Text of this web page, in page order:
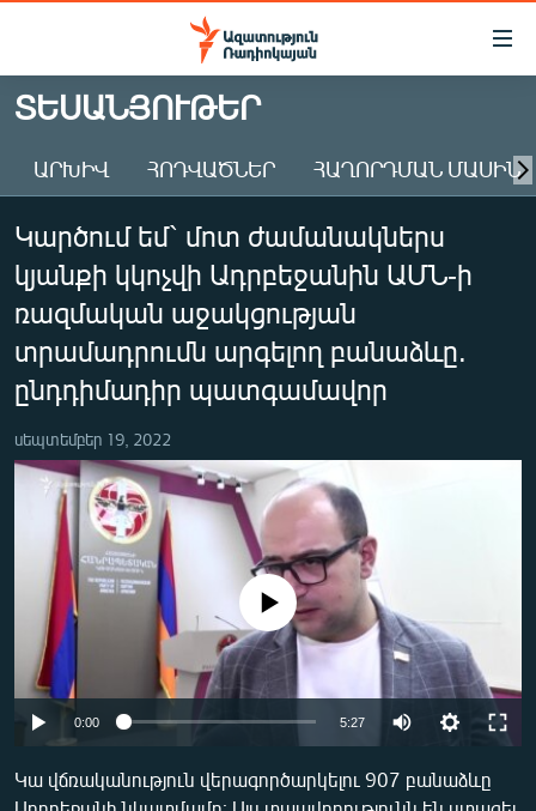
Մատչելիության
Անցնել
հիմնական
Անցնել
հիմնական
մենյուին
Որոնում
ԱԶԱՏՈՒԹՅՈՒՆ TV
ՀԱՅԱՍՏԱՆ
ԸՆՏՐՈՒԹՅՈՒՆՆԵՐ 2026
ԻՐԱՎՈՒՆՔ
ՀԱՍԱՐԱԿՈՒԹՅՈՒՆ
ՏՆՏԵՍՈՒԹՅՈՒՆ
ՊԱՏԵՐԱԶՄԻ 6 ՇԱԲԱԹՆԵՐԸ
ՏԱՐԱԾԱՇՐՋԱՆ
ՄԻՋԱԶԳԱՅԻՆ
ՄՇԱԿՈՒՅԹ
ՍՊՈՐՏ
ՄԵԿՆԱԲԱՆՈՒԹՅՈՒՆ
ՏՏ ԵՒ ԻՆՏԵՐՆԵՏ
ԿՈՐՈՆԱՎԻՐՈՒՍ
ՏԵՍԱՆՅՈՒԹԵՐ
ԱՐԽԻՎ ՀՈԴՎԱԾՆԵՐ ՀԱՂՈՐԴՄԱՆ ՄԱՍԻՆ
Կարծում եմ` մոտ ժամանակներս
կյանքի կկոչվի Ադրբեջանին ԱՄՆ-ի
ռազմական աջակցության
տրամադրումն արգելող բանաձևը.
ընդդիմադիր պատգամավոր
սեպտեմբեր 19, 2022
No media source currently available
0:00 5:27
360p
Կա վճռականություն վերագործարկելու 907 բանաձևը